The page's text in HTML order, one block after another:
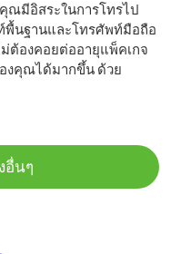
ณมีอิสระในการโทรไป
พื้นฐานและโทรศัพท์มือถือ
ต้องคอยต่ออายุแพ็คเกจ
งคุณได้มากขึ้น ด้วย
อื่นๆ